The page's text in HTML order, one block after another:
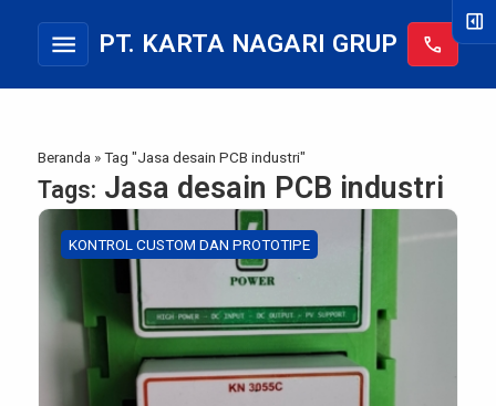
menu PT. KARTA NAGARI GRUP call
Beranda »Tag "Jasa desain PCB industri"
Tags: Jasa desain PCB industri
KONTROL CUSTOM DAN PROTOTIPE
right_panel_open